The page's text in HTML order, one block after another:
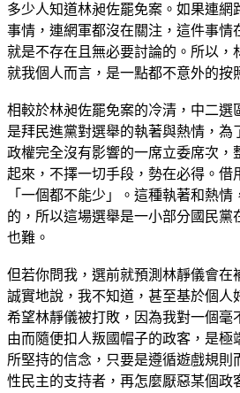
多少人知道林昶佐罷免案。如果連網
事情，連網軍都沒在關注，這件事情
就是不存在且無必要討論的。所以，
就我個人而言，是一點都不意外的按
相較於林昶佐罷免案的冷清，中二選
是拜民進黨對選舉的執著與熱情，為
政權完全沒有影響的一席立委席次，
起來，不擇一切手段，勢在必得。借
「一個都不能少」。這種執著和熱情
的，所以這場選舉是一小部分國民黨
也難。
但若你問我，選前就預測林靜儀會在
誠實地說，我不知道，甚至基於個人
希望林靜儀被打敗，因為我對一個毫
由而隨便扣人叛國帽子的政客，是極
所堅持的信念，只要是遵循遊戲規則
性民主的支持者，再怎麼厭惡某個政